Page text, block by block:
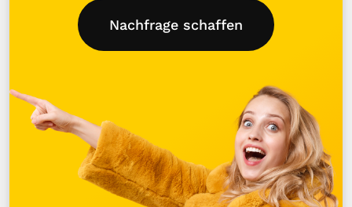
Nachfrage schaffen